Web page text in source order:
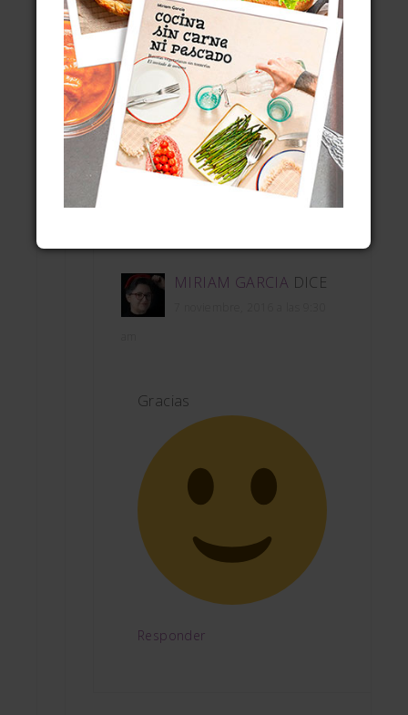
Aqui,en Torre-Pacheco las
conocemos como calabazas
cacahuete
Responder
MIRIAM GARCIA DICE
Gracias
Responder